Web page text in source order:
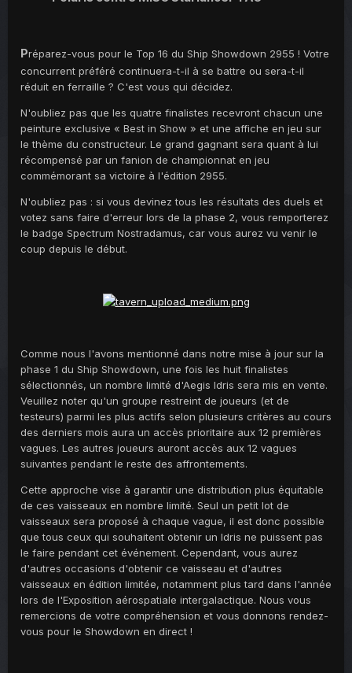
Préparez-vous pour le Top 16 du Ship Showdown 2955 ! Votre
concurrent préféré continuera-t-il à se battre ou sera-t-il
réduit en ferraille ? C'est vous qui décidez.
N'oubliez pas que les quatre finalistes recevront chacun une
peinture exclusive « Best in Show » et une affiche en jeu sur
le thème du constructeur. Le grand gagnant sera quant à lui
récompensé par un fanion de championnat en jeu
commémorant sa victoire à l'édition 2955.
N'oubliez pas : si vous devinez tous les résultats des duels et
votez sans faire d'erreur lors de la phase 2, vous remporterez
le badge Spectrum Nostradamus, car vous aurez vu venir le
coup depuis le début.
Comme nous l'avons mentionné dans notre mise à jour sur la
phase 1 du Ship Showdown, une fois les huit finalistes
sélectionnés, un nombre limité d'Aegis Idris sera mis en vente.
Veuillez noter qu'un groupe restreint de joueurs (et de
testeurs) parmi les plus actifs selon plusieurs critères au cours
des derniers mois aura un accès prioritaire aux 12 premières
vagues. Les autres joueurs auront accès aux 12 vagues
suivantes pendant le reste des affrontements.
Cette approche vise à garantir une distribution plus équitable
de ces vaisseaux en nombre limité. Seul un petit lot de
vaisseaux sera proposé à chaque vague, il est donc possible
que tous ceux qui souhaitent obtenir un Idris ne puissent pas
le faire pendant cet événement. Cependant, vous aurez
d'autres occasions d'obtenir ce vaisseau et d'autres
vaisseaux en édition limitée, notamment plus tard dans l'année
lors de l'Exposition aérospatiale intergalactique. Nous vous
remercions de votre compréhension et vous donnons rendez-
vous pour le Showdown en direct !